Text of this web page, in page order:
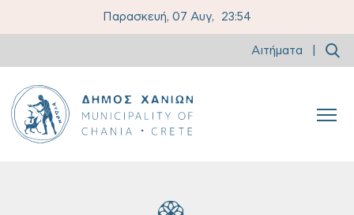
Παρασκευή, 07 Αυγ, 23:54
Αιτήματα